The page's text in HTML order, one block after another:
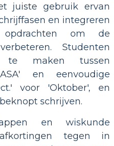
juiste gebruik ervan
en integreren
om de
Studenten
te maken tussen
en eenvoudige
voor 'Oktober', en
schrijven.
en wiskunde
tegen in